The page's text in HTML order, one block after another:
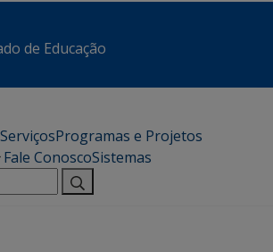
de Educação
ServiçosProgramas e Projetos
Fale ConoscoSistemas